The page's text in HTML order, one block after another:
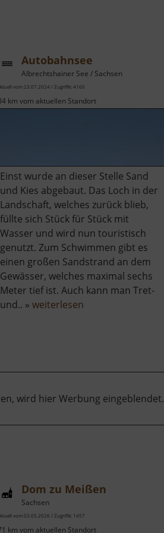
Autobahnsee
Albrechtshainer See / Sachsen
vom 23.07.2024 / Zugriffe: 4160
km vom aktuellen Standort
Einst wurde an dieser Stelle Sand
und Kies abgebaut. Das Loch in der
Landschaft, welches zurück blieb,
füllte sich Stück für Stück mit
Wasser und wird nun touristisch
genutzt. Zum Schwimmen gibt es
einen großen Sandstrand an dem
Gewässer, welches maximal sechs
Meter tief ist. Auch kann man Tret-
und.. »weiterlesen
wird hier Werbung eingeblendet.
Dom zu Meißen
Sachsen
vom 03.05.2026 / Zugriffe: 1457
km vom aktuellen Standort